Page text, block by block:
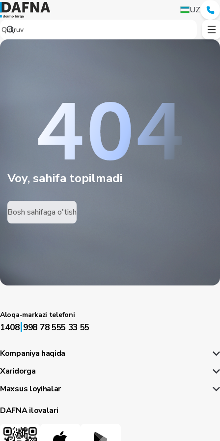
UZ
Voy, sahifa topilmadi
Bosh sahifaga o'tish
Aloqa-markazi telefoni
1408|998 78 555 33 55
Kompaniya haqida
Xaridorga
Maxsus loyihalar
DAFNA ilovalari